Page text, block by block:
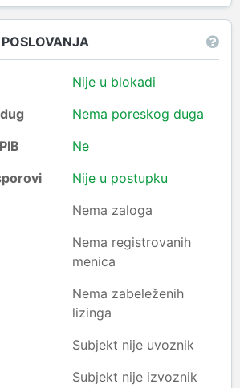
Nije u blokadi
Nema poreskog duga
Ne
Nije u postupku
Nema zaloga
Nema registrovanih
menica
Nema zabeleženih
lizinga
Subjekt nije uvoznik
Subjekt nije izvoznik